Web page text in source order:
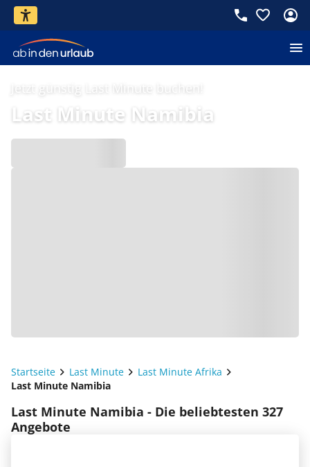
Jetzt günstig Last Minute buchen!
Last Minute Namibia
Startseite Last Minute
Last Minute Afrika
Last Minute Namibia
Last Minute Namibia - Die beliebtesten 327
Angebote